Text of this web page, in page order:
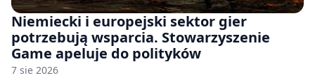
Niemiecki i europejski sektor gier
potrzebują wsparcia. Stowarzyszenie
Game apeluje do polityków
7 sie 2026